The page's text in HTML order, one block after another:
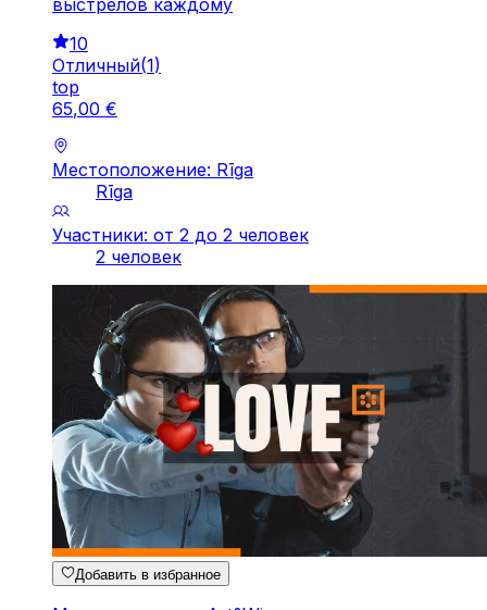
выстрелов каждому
10
Отличный(1)
top
65,00 €
Местоположение: Rīga
Rīga
Участники: от 2 до 2 человек
2 человек
Добавить в избранное